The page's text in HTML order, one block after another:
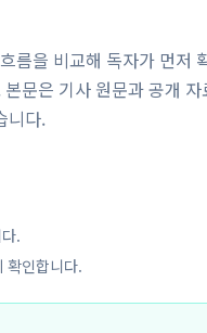
을 비교해 독자가 먼저
문은 기사 원문과 공개
니다.
.
확인합니다.